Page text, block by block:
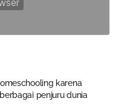
karena
penjuru dunia